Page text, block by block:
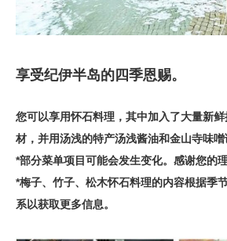
享受纪伊半岛的四季恩赐。
您可以享用怀石料理，其中加入了大量新
材，并用汤浅的特产汤浅酱油和金山寺味噌
*部分菜单项目可能会发生变化。感谢您的理
*梅子、竹子、松木怀石料理的内容根据季
系以获取更多信息。